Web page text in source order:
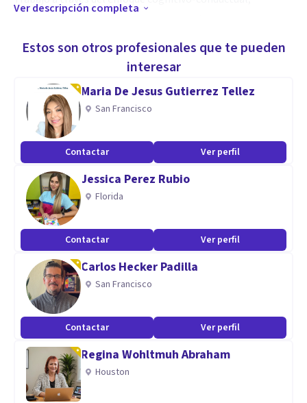
adaptando cada tratamiento a la persona y a sus
necesidades. Como pilar fundamental se encuentran la
escucha activa y la empatía, así como el compromiso en la
relación terapéutica.
La terapia psicológica es una herramienta que podemos
usar para superar obstáculos, aprender a vivir de una forma
diferente, o para reconciliarnos con partes que tenemos
atascadas, olvidándonos del estrés y el ritmo frenético que
llevamos constantemente.
Si quieres que te acompañe en tu proceso, estaré encantada
de poder hacerlo.
Aptitudes
Empatía, escucha activa, superación y dedicación
Ver descripción completa
Estos son otros profesionales que te pueden
interesar
Maria De Jesus Gutierrez Tellez
San Francisco
Contactar Ver perfil
Jessica Perez Rubio
Florida
Contactar Ver perfil
Carlos Hecker Padilla
San Francisco
Contactar Ver perfil
Regina Wohltmuh Abraham
Houston